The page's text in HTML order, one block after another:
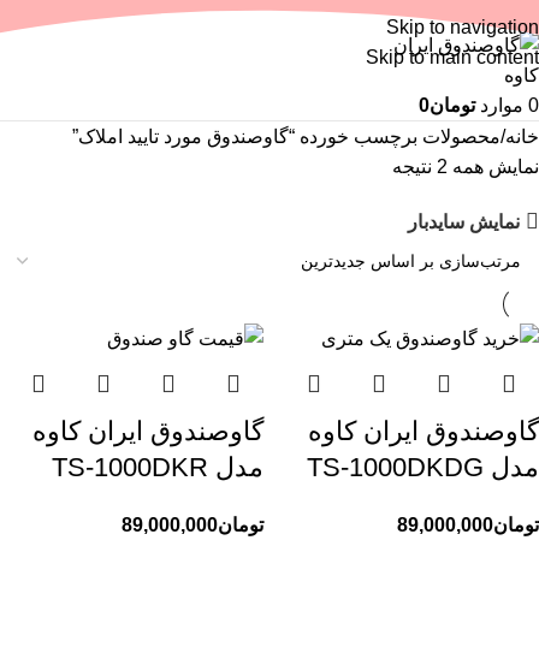
Skip to navigation
Skip to main content
منو
0 موارد تومان0
خانه محصولات برچسب خورده “گاوصندوق مورد تایید املاک”
نمایش همه 2 نتیجه
نمایش سایدبار
گاوصندوق ایران کاوه
مدل TS-1000DKDG
تومان89,000,000
گاوصندوق ایران کاوه
مدل TS-1000DKR
تومان89,000,000